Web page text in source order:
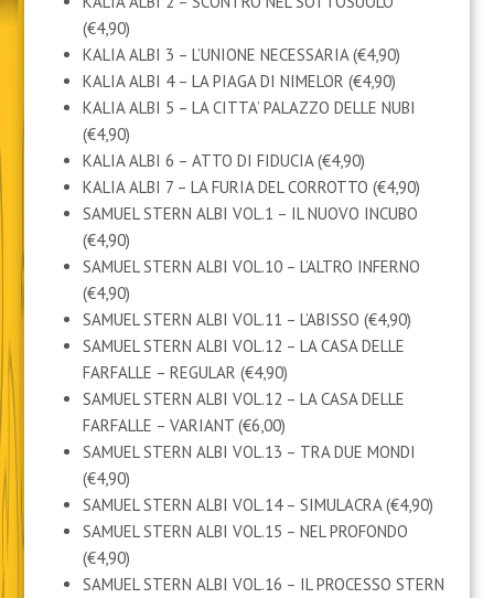
(€4,90)
KALIA ALBI 3 – L’UNIONE NECESSARIA (€4,90)
KALIA ALBI 4 – LA PIAGA DI NIMELOR (€4,90)
KALIA ALBI 5 – LA CITTA’ PALAZZO DELLE NUBI
(€4,90)
KALIA ALBI 6 – ATTO DI FIDUCIA (€4,90)
KALIA ALBI 7 – LA FURIA DEL CORROTTO (€4,90)
SAMUEL STERN ALBI VOL.1 – IL NUOVO INCUBO
(€4,90)
SAMUEL STERN ALBI VOL.10 – L’ALTRO INFERNO
(€4,90)
SAMUEL STERN ALBI VOL.11 – L’ABISSO (€4,90)
SAMUEL STERN ALBI VOL.12 – LA CASA DELLE
FARFALLE – REGULAR (€4,90)
SAMUEL STERN ALBI VOL.12 – LA CASA DELLE
FARFALLE – VARIANT (€6,00)
SAMUEL STERN ALBI VOL.13 – TRA DUE MONDI
(€4,90)
SAMUEL STERN ALBI VOL.14 – SIMULACRA (€4,90)
SAMUEL STERN ALBI VOL.15 – NEL PROFONDO
(€4,90)
SAMUEL STERN ALBI VOL.16 – IL PROCESSO STERN